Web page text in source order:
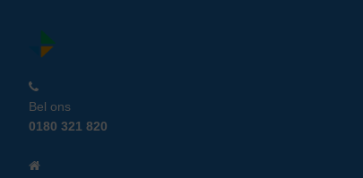
Bel ons
0180 321 820